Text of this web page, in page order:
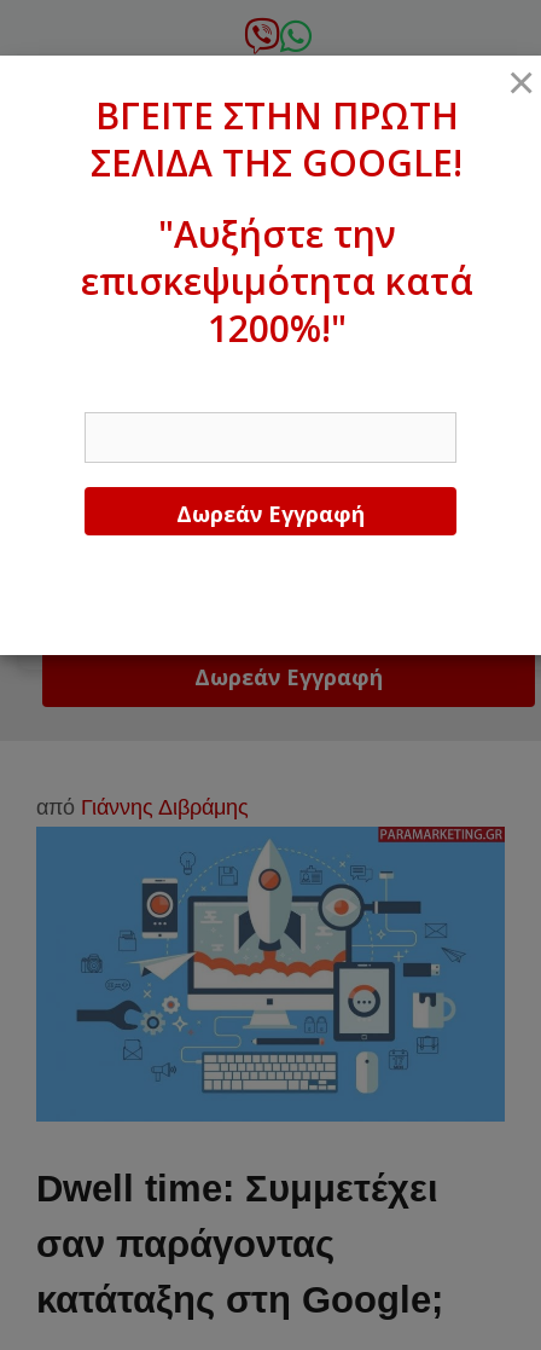
σε
xanthogenous@gmail.com
ΒΓΕΙΤΕ ΣΤΗΝ ΠΡΩΤΗ ΣΕΛΙΔΑ ΤΗΣ
GOOGLE!
από Γιάννης Διβράμης
Dwell time: Συμμετέχει
σαν παράγοντας
κατάταξης στη Google;
×
ΒΓΕΙΤΕ ΣΤΗΝ ΠΡΩΤΗ
ΣΕΛΙΔΑ ΤΗΣ GOOGLE!
"Αυξήστε την
επισκεψιμότητα κατά
1200%!"